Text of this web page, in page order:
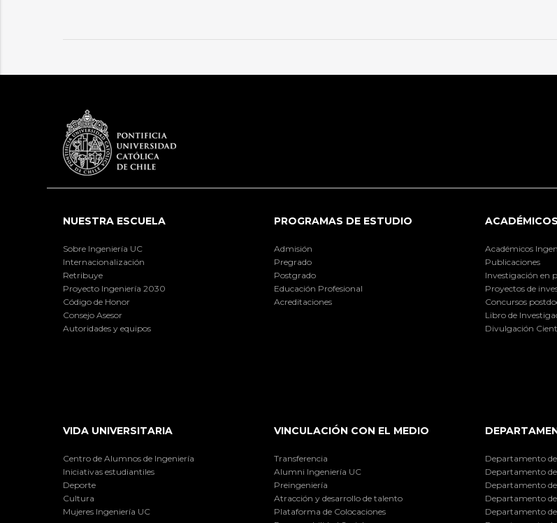
NUESTRA ESCUELA
Sobre Ingeniería UC
Internacionalización
Retribuye
Proyecto Ingeniería 2030
Código de Honor
Consejo Asesor
Autoridades y equipos
PROGRAMAS DE ESTUDIO
Admisión
Pregrado
Postgrado
Educación Profesional
Acreditaciones
Académicos
Publicaciones
Investigación en
Proyectos de
Concursos
Libro de
Divulgación
VIDA UNIVERSITARIA
Centro de Alumnos de Ingeniería
Iniciativas estudiantiles
Deporte
Cultura
Mujeres Ingeniería UC
VINCULACIÓN CON EL MEDIO
Transferencia
Alumni Ingeniería UC
Preingeniería
Atracción y desarrollo de talento
Plataforma de Colocaciones
Departamento
Departamento
Departamento
Departamento
Departamento